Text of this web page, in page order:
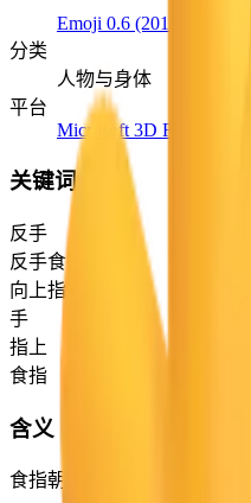
Emoji 0.6 (2015)
分类
人物与身体
平台
Microsoft 3D Fluent Emoji
关键词
反手
反手食指向上指
向上指
手
指上
食指
含义
食指朝上，手背朝外。